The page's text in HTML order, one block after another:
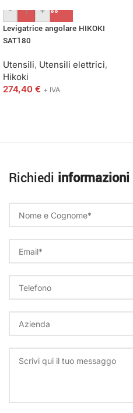
-
+
Levigatrice angolare HIKOKI
SAT180
Utensili, Utensili elettrici,
Hikoki
274,40 € + IVA
Richiedi informazioni